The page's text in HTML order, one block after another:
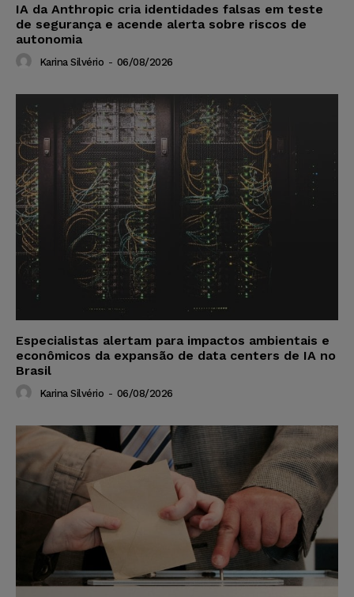
IA da Anthropic cria identidades falsas em teste
de segurança e acende alerta sobre riscos de
autonomia
Karina Silvério - 06/08/2026
Especialistas alertam para impactos ambientais e
econômicos da expansão de data centers de IA no
Brasil
Karina Silvério - 06/08/2026